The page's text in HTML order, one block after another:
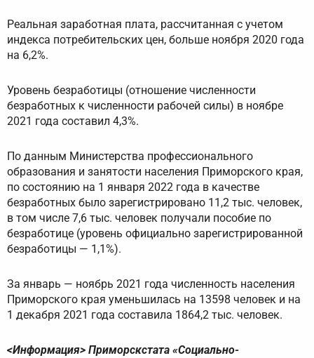
Реальная заработная плата, рассчитанная с учетом
индекса потребительских цен, больше ноября 2020 года
на 6,2%.
Уровень безработицы (отношение численности
безработных к численности рабочей силы) в ноябре
2021 года составил 4,3%.
По данным Министерства профессионального
образования и занятости населения Приморского края,
по состоянию на 1 января 2022 года в качестве
безработных было зарегистрировано 11,2 тыс. человек,
в том числе 7,6 тыс. человек получали пособие по
безработице (уровень официально зарегистрированной
безработицы — 1,1%).
За январь — ноябрь 2021 года численность населения
Приморского края уменьшилась на 13598 человек и на
1 декабря 2021 года составила 1864,2 тыс. человек.
<Информация> Приморскстата «Социально-